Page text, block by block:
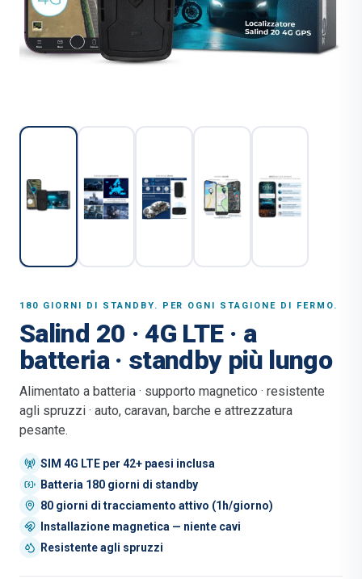
180 GIORNI DI STANDBY. PER OGNI STAGIONE DI FERMO.
Salind 20 · 4G LTE · a
batteria · standby più lungo
Alimentato a batteria · supporto magnetico · resistente
agli spruzzi · auto, caravan, barche e attrezzatura
pesante.
SIM 4G LTE per 42+ paesi inclusa
Batteria 180 giorni di standby
80 giorni di tracciamento attivo (1h/giorno)
Installazione magnetica — niente cavi
Resistente agli spruzzi